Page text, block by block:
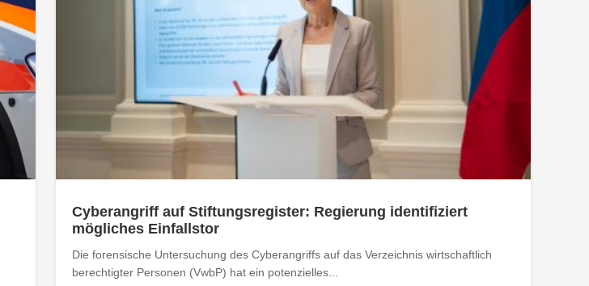
Cyberangriff auf Stiftungsregister: Regierung identifiziert
mögliches Einfallstor
Die forensische Untersuchung des Cyberangriffs auf das Verzeichnis wirtschaftlich
berechtigter Personen (VwbP) hat ein potenzielles...